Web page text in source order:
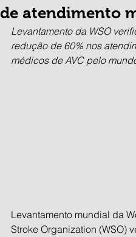
de atendimento
Levantamento da WSO
redução de 60% nos
médicos de AVC pelo
Levantamento mundial da
Stroke Organization (WSO)